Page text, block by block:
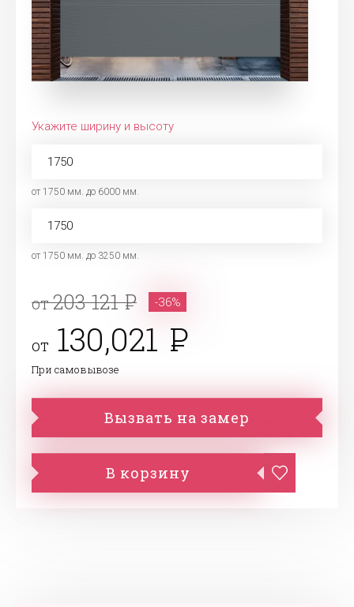
Укажите ширину и высоту
от 1750 мм. до 6000 мм.
от 1750 мм. до 3250 мм.
от203 121 -36%
от 130,021
При самовывозе
Вызвать на замер
В корзину